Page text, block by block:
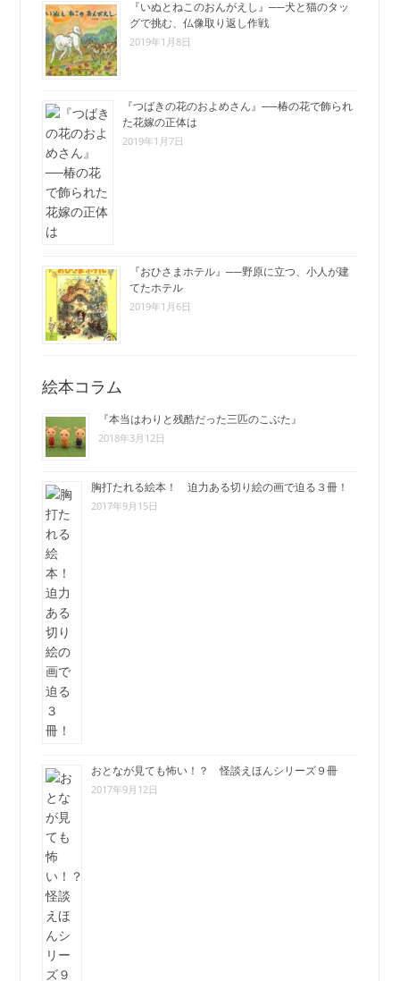
『いぬとねこのおんがえし』──犬と猫のタッ
グで挑む、仏像取り返し作戦
2019年1月8日
『つばきの花のおよめさん』──椿の花で飾られ
た花嫁の正体は
2019年1月7日
『おひさまホテル』──野原に立つ、小人が建
てたホテル
2019年1月6日
絵本コラム
『本当はわりと残酷だった三匹のこぶた』
2018年3月12日
胸打たれる絵本！ 迫力ある切り絵の画で迫る３冊！
2017年9月15日
おとなが見ても怖い！？ 怪談えほんシリーズ９冊
2017年9月12日